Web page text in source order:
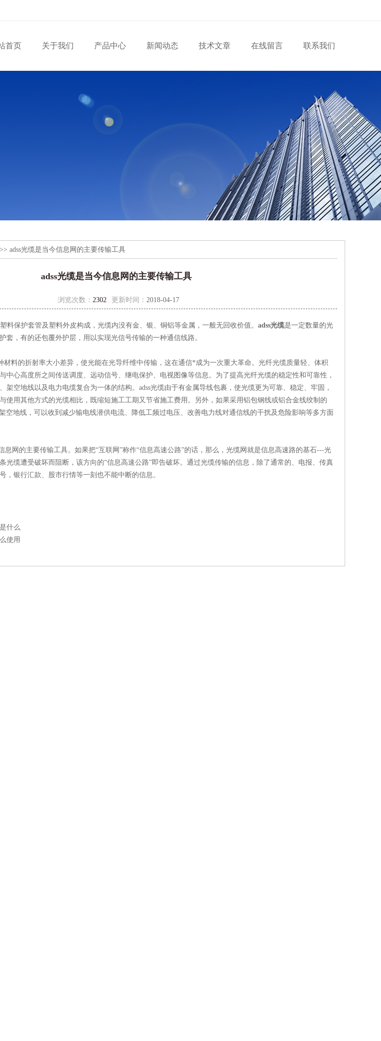
首页 关于我们 产品中心 新闻动态 技术文章 在线留言 联系我们
>> adss光缆是当今信息网的主要传输工具
adss光缆是当今信息网的主要传输工具
浏览次数： 2302 更新时间： 2018-04-17
料保护套管及塑料外皮构成，光缆内没有金、银、铜铝等金属，一般无回收价值。 adss光缆是一定数量的光
套，有的还包覆外护层，用以实现光信号传输的一种通信线路。
料的折射率大小差异，使光能在光导纤维中传输，这在通信*成为一次重大革命。光纤光缆质量轻、体积
中心高度所之间传送调度、远动信号、继电保护、电视图像等信息。为了提高光纤光缆的稳定性和可靠性，
架空地线以及电力电缆复合为一体的结构。adss光缆由于有金属导线包裹，使光缆更为可靠、稳定、牢固，
使用其他方式的光缆相比，既缩短施工工期又节省施工费用。另外，如果采用铝包钢线或铝合金线绞制的
空地线，可以收到减少输电线潜供电流、降低工频过电压、改善电力线对通信线的干扰及危险影响等多方面
息网的主要传输工具。如果把“互联网”称作“信息高速公路”的话，那么，光缆网就是信息高速路的基石---光
光缆遭受破坏而阻断，该方向的“信息高速公路”即告破坏。通过光缆传输的信息，除了通常的、电报、传真
，银行汇款、股市行情等一刻也不能中断的信息。
什么
使用